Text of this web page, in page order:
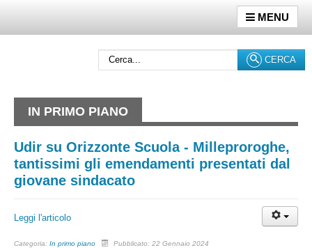
MENU
CERCA
IN PRIMO PIANO
Udir su Orizzonte Scuola - Milleproroghe,
tantissimi gli emendamenti presentati dal
giovane sindacato
Leggi l'articolo
Categoria: In primo piano Pubblicato: 22 Gennaio 2024